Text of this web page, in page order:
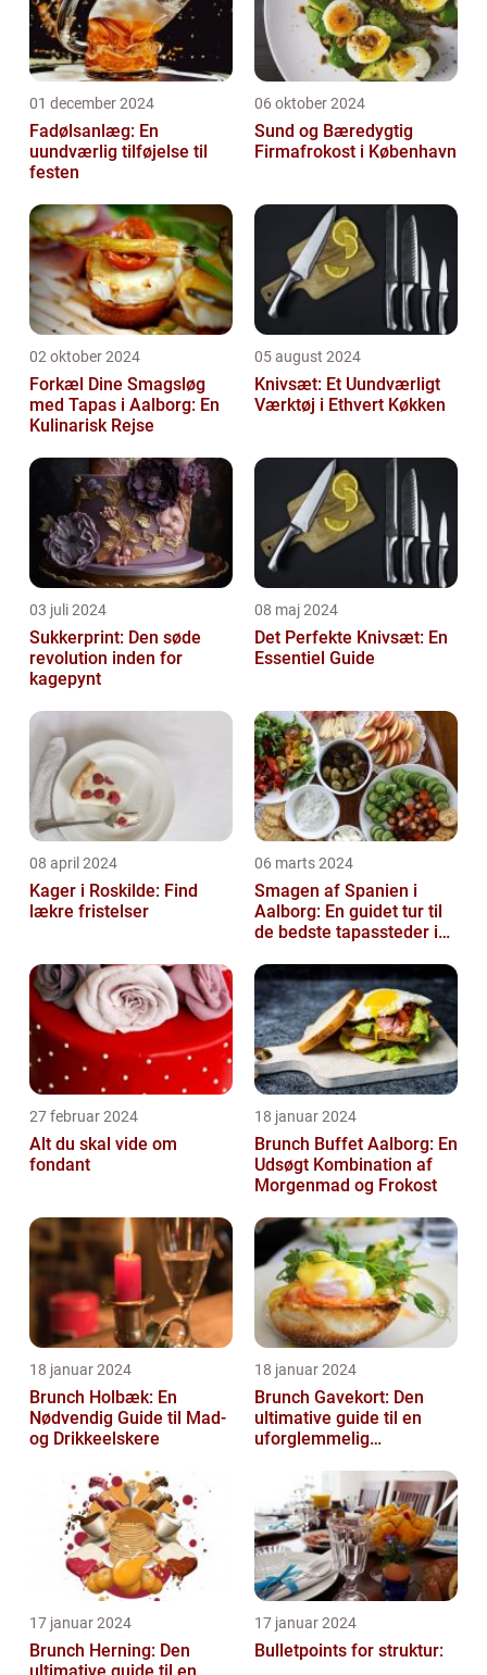
01 december 2024
Fadølsanlæg: En
uundværlig tilføjelse til
festen
06 oktober 2024
Sund og Bæredygtig
Firmafrokost i København
02 oktober 2024
Forkæl Dine Smagsløg
med Tapas i Aalborg: En
Kulinarisk Rejse
05 august 2024
Knivsæt: Et Uundværligt
Værktøj i Ethvert Køkken
03 juli 2024
Sukkerprint: Den søde
revolution inden for
kagepynt
08 maj 2024
Det Perfekte Knivsæt: En
Essentiel Guide
08 april 2024
Kager i Roskilde: Find
lækre fristelser
06 marts 2024
Smagen af Spanien i
Aalborg: En guidet tur til
de bedste tapassteder i
27 februar 2024
Alt du skal vide om
fondant
18 januar 2024
Brunch Buffet Aalborg: En
Udsøgt Kombination af
Morgenmad og Frokost
18 januar 2024
Brunch Holbæk: En
Nødvendig Guide til Mad-
og Drikkeelskere
18 januar 2024
Brunch Gavekort: Den
ultimative guide til en
uforglemmelig
17 januar 2024
Brunch Herning: Den
17 januar 2024
Bulletpoints for struktur: